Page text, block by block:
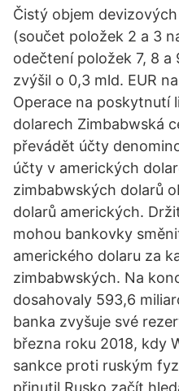
Čistý objem
(součet položek 2 a 3
odečtení položek 7, 8 a
zvýšil o 0,3 mld. EUR
Operace na poskytnutí
dolarech Zimbabwská
převádět účty
účty v amerických
zimbabwských dolarů
dolarů amerických.
mohou bankovky
amerického dolaru za
zimbabwských. Na
dosahovaly 593,6
banka zvyšuje své
března roku 2018, kdy
sankce proti ruským
přinutil Rusko začít